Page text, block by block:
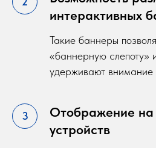
интерактивных
Такие баннеры
«баннерную слепоту»
удерживают внимание
Отображение на
устройств